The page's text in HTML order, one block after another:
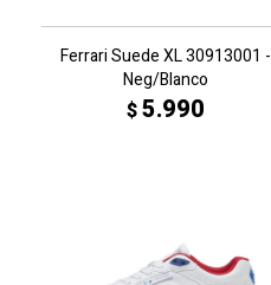
Ferrari Suede XL 30913001 -
Neg/Blanco
$5.990